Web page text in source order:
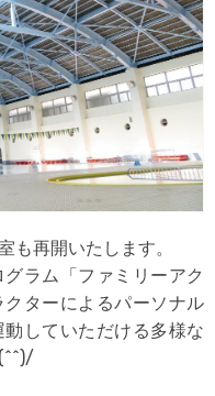
も再開いたします。
ラム「ファミリーアク
クターによるパーソナル
していただける多様な